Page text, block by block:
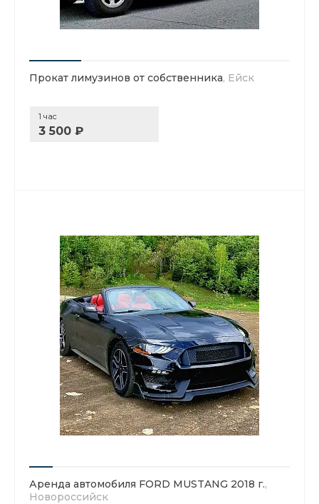
Прокат лимузинов от собственника, Ейск
1 час
3 500 ₽
Аренда автомобиля FORD MUSTANG 2018 г.,
Новороссийск